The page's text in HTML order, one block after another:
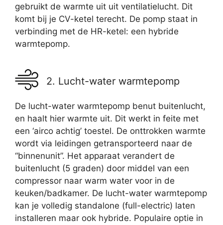
gebruikt de warmte uit uit ventilatielucht. Dit
komt bij je CV-ketel terecht. De pomp staat in
verbinding met de HR-ketel: een hybride
warmtepomp.
2. Lucht-water warmtepomp
De lucht-water warmtepomp benut buitenlucht,
en haalt hier warmte uit. Dit werkt in feite met
een ‘airco achtig’ toestel. De onttrokken warmte
wordt via leidingen getransporteerd naar de
“binnenunit”. Het apparaat verandert de
buitenlucht (5 graden) door middel van een
compressor naar warm water voor in de
keuken/badkamer. De lucht-water warmtepomp
kan je volledig standalone (full-electric) laten
installeren maar ook hybride. Populaire optie in